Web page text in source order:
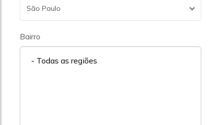
São Paulo
Bairro
- Todas as regiões